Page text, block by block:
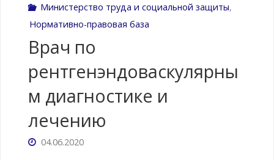
Министерство труда и социальной защиты,
Нормативно-правовая база
Врач по
рентгенэндоваскулярны
м диагностике и
лечению
04.06.2020